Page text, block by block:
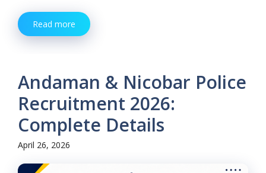
Read more
Andaman & Nicobar Police
Recruitment 2026:
Complete Details
April 26, 2026